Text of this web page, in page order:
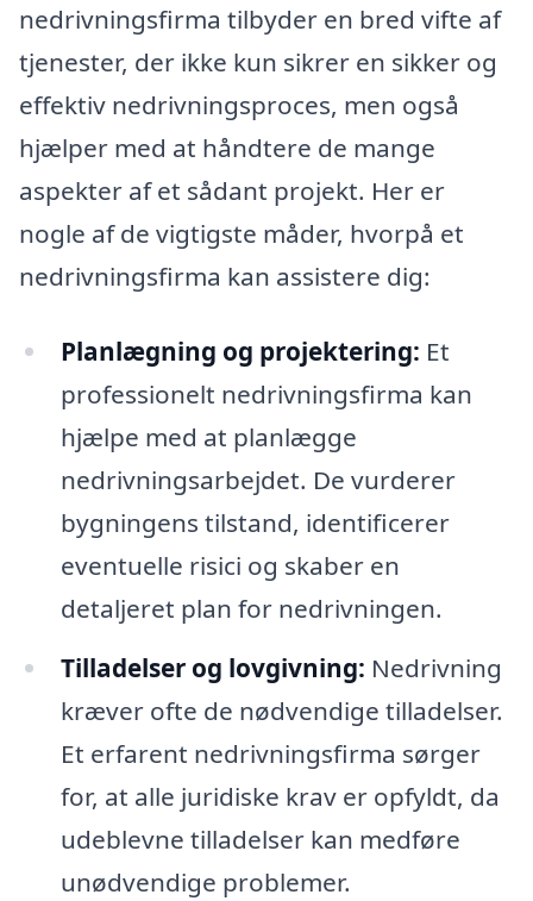
nedrivningsfirma tilbyder en bred vifte af
tjenester, der ikke kun sikrer en sikker og
effektiv nedrivningsproces, men også
hjælper med at håndtere de mange
aspekter af et sådant projekt. Her er
nogle af de vigtigste måder, hvorpå et
nedrivningsfirma kan assistere dig:
Planlægning og projektering: Et
professionelt nedrivningsfirma kan
hjælpe med at planlægge
nedrivningsarbejdet. De vurderer
bygningens tilstand, identificerer
eventuelle risici og skaber en
detaljeret plan for nedrivningen.
Tilladelser og lovgivning: Nedrivning
kræver ofte de nødvendige tilladelser.
Et erfarent nedrivningsfirma sørger
for, at alle juridiske krav er opfyldt, da
udeblevne tilladelser kan medføre
unødvendige problemer.